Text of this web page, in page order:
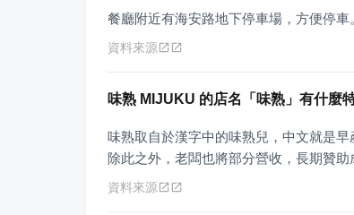
餐廳附近有海安路地下停車場，方便停車
資料來源
味熟 MIJUKU 的店名「味熟」有什麼
味熟取自於漢字中的味熟兒，中文就是
除此之外，老闆也將部分營收，長期贊助
資料來源